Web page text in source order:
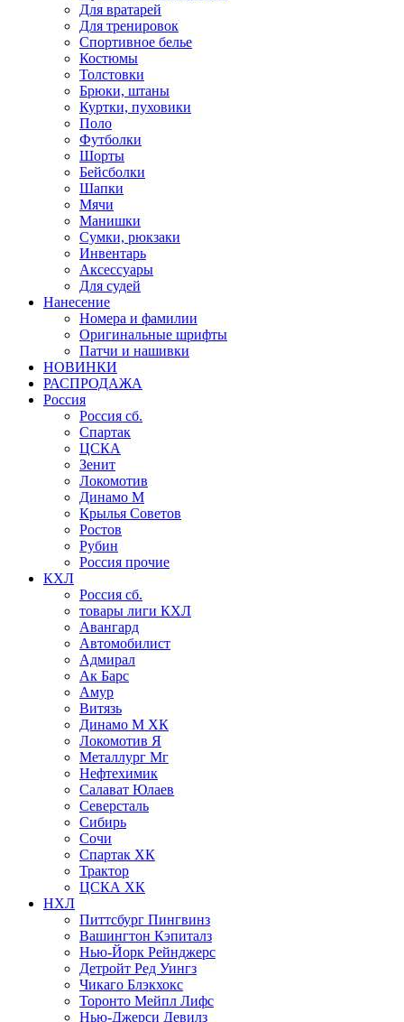
Для вратарей
Для тренировок
Спортивное белье
Костюмы
Толстовки
Брюки, штаны
Куртки, пуховики
Поло
Футболки
Шорты
Бейсболки
Шапки
Мячи
Манишки
Сумки, рюкзаки
Инвентарь
Аксессуары
Для судей
Нанесение
Номера и фамилии
Оригинальные шрифты
Патчи и нашивки
НОВИНКИ
РАСПРОДАЖА
Россия
Россия сб.
Спартак
ЦСКА
Зенит
Локомотив
Динамо М
Крылья Советов
Ростов
Рубин
Россия прочие
КХЛ
Россия сб.
товары лиги КХЛ
Авангард
Автомобилист
Адмирал
Ак Барс
Амур
Витязь
Динамо М ХК
Локомотив Я
Металлург Мг
Нефтехимик
Салават Юлаев
Северсталь
Сибирь
Сочи
Спартак ХК
Трактор
ЦСКА ХК
НХЛ
Питтсбург Пингвинз
Вашингтон Кэпиталз
Нью-Йорк Рейнджерс
Детройт Ред Уингз
Чикаго Блэкхокс
Торонто Мейпл Лифс
Нью-Джерси Девилз